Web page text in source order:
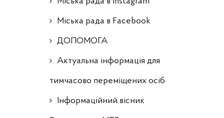
Міська рада в Facebook
ДОПОМОГА
Актуальна інформація для
тимчасово переміщених осіб
Інформаційний вісник